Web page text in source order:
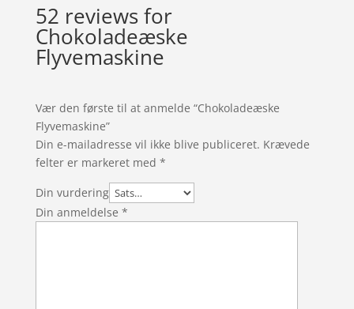
52 reviews for
Chokoladeæske
Flyvemaskine
Vær den første til at anmelde “Chokoladeæske
Flyvemaskine”
Din e-mailadresse vil ikke blive publiceret. Krævede
felter er markeret med *
Din vurdering
Din anmeldelse *